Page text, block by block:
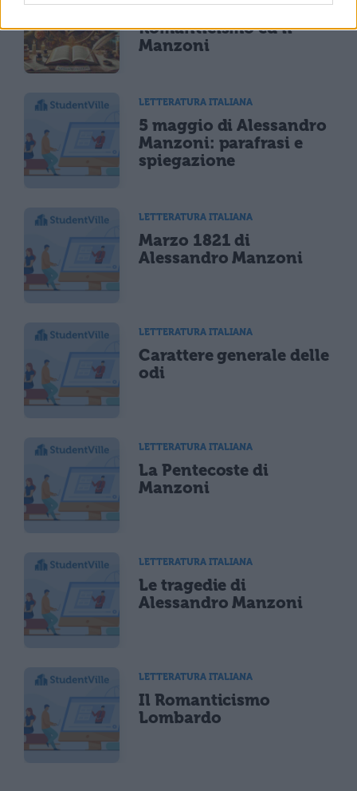
Il rapporto tra il
Romanticismo ed il
Manzoni
LETTERATURA ITALIANA
5 maggio di Alessandro
Manzoni: parafrasi e
spiegazione
LETTERATURA ITALIANA
Marzo 1821 di
Alessandro Manzoni
LETTERATURA ITALIANA
Carattere generale delle
odi
LETTERATURA ITALIANA
La Pentecoste di
Manzoni
LETTERATURA ITALIANA
Le tragedie di
Alessandro Manzoni
LETTERATURA ITALIANA
Il Romanticismo
Lombardo